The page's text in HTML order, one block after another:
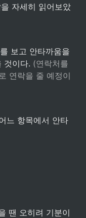
자세히 읽어보았
보고 안타까움을
것이다. (연락처를
연락을 줄 예정이
느 항목에서 안타
땐 오히려 기분이